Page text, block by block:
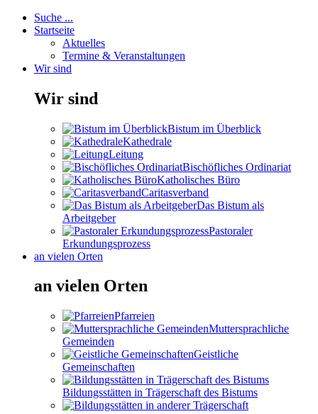
Suche ...
Startseite
Aktuelles
Termine & Veranstaltungen
Wir sind
Wir sind
Bistum im Überblick
Kathedrale
Leitung
Bischöfliches Ordinariat
Katholisches Büro
Caritasverband
Das Bistum als
Arbeitgeber
Pastoraler
Erkundungsprozess
an vielen Orten
an vielen Orten
Pfarreien
Muttersprachliche
Gemeinden
Geistliche
Gemeinschaften
Bildungsstätten in Trägerschaft des Bistums